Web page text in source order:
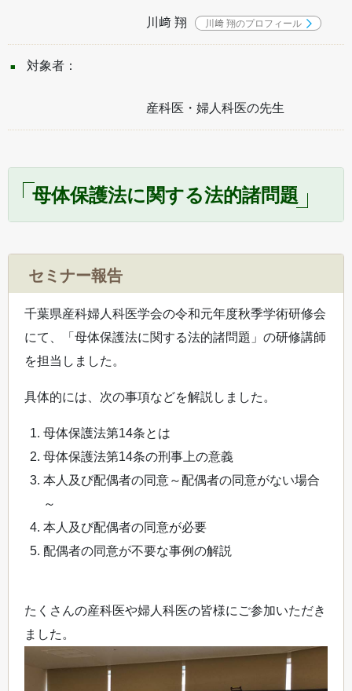
川﨑 翔 川﨑 翔のプロフィール
対象者：
産科医・婦人科医の先生
母体保護法に関する法的諸問題
セミナー報告
千葉県産科婦人科医学会の令和元年度秋季学術研修会
にて、「母体保護法に関する法的諸問題」の研修講師
を担当しました。
具体的には、次の事項などを解説しました。
母体保護法第14条とは
母体保護法第14条の刑事上の意義
本人及び配偶者の同意～配偶者の同意がない場合
～
本人及び配偶者の同意が必要
配偶者の同意が不要な事例の解説
たくさんの産科医や婦人科医の皆様にご参加いただき
ました。